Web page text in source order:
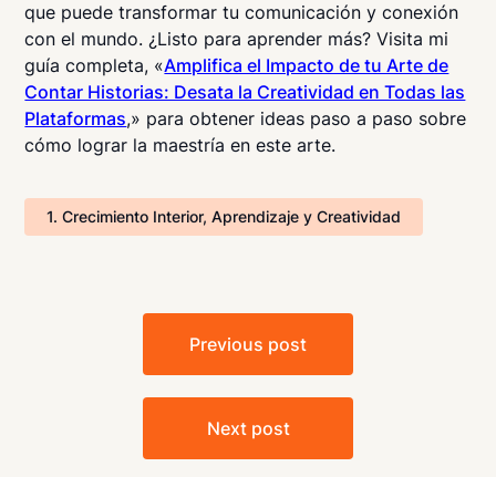
que puede transformar tu comunicación y conexión
con el mundo. ¿Listo para aprender más? Visita mi
guía completa, «Amplifica el Impacto de tu Arte de
Contar Historias: Desata la Creatividad en Todas las
Plataformas,» para obtener ideas paso a paso sobre
cómo lograr la maestría en este arte.
1. Crecimiento Interior, Aprendizaje y Creatividad
Navegación
entradas
Previous post
Next post